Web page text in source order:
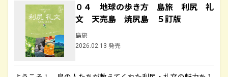
０４ 地球の歩き方 島旅 利尻 礼
文 天売島 焼尻島 ５訂版
島旅
2026.02.13 発売